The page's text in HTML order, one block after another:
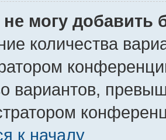
могу добавить
количества
вариантов,
к началу